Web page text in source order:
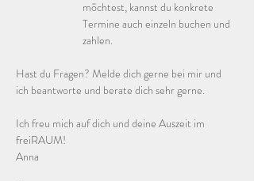
möchtest, kannst du konkrete
Termine auch einzeln buchen und
zahlen.
Hast du Fragen? Melde dich gerne bei mir und
ich beantworte und berate dich sehr gerne.
Ich freu mich auf dich und deine Auszeit im
freiRAUM!
Anna